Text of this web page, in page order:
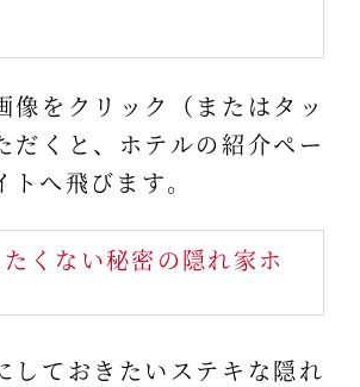
像をクリック（またはタッ
だくと、ホテルの紹介ペー
へ飛びます。
くない秘密の隠れ家ホ
しておきたいステキな隠れ